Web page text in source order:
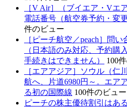
［V Air］（ブイエア・Vエ
電話番号（航空券予約・変
件のビュー
［ピーチ航空／peach］問
（日本語のみ対応、予約購
手続きはできません）
100
［エアアジア］ソウル（仁
航へ、片道6980円～。エア
る初の国際線 100件のビュー
ピーチの株主優待割引はあ